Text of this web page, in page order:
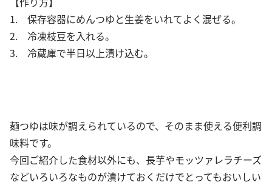
1. 保存容器にめんつゆと生姜をいれてよく混ぜる。
2. 冷凍枝豆を入れる。
3. 冷蔵庫で半日以上漬け込む。
麺つゆは味が調えられているので、そのまま使える便利調
味料です。
今回ご紹介した食材以外にも、長芋やモッツァレラチーズ
などいろいろなものが漬けておくだけでとってもおいしい